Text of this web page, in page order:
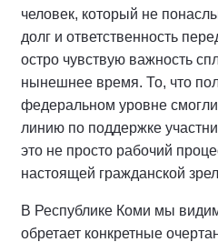
человек, который не
долг и ответственность
остро чувствую важность
нынешнее время. То, что
федеральном уровне
линию по поддержке
это не просто рабочий
настоящей гражданской
В Республике Коми мы
обретает конкретные